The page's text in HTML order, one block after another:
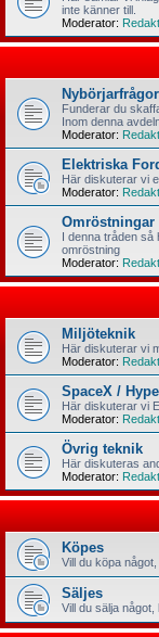
inte känner till.
Moderator:
Nybörjarfrågor
Funderar du
Inom denna
Moderator:
Elektriska
Här diskuterar vi
Moderator:
Omröstningar
I denna tråden så
omröstning
Moderator:
Miljöteknik
Här diskuterar vi
Moderator:
SpaceX /
Här diskuterar vi
Moderator:
Övrig teknik
Här diskuteras
Moderator:
Köpes
Vill du köpa
Säljes
Vill du sälja